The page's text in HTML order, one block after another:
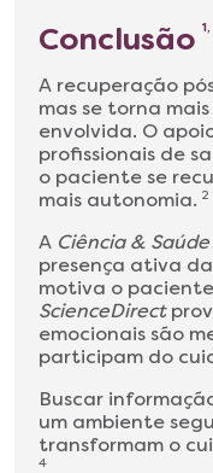
Conclusão
A recuperação
mas se torna
envolvida. O
profissionais de
o paciente se
mais autonomia. 2
A Ciência &
presença ativa
motiva o
ScienceDirect
emocionais são
participam do
Buscar
um ambiente
transformam o
4